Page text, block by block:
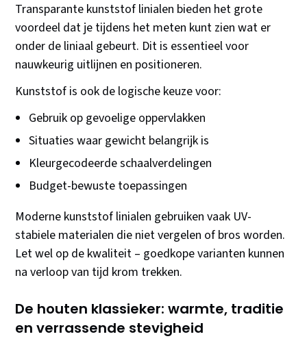
Transparante kunststof linialen bieden het grote
voordeel dat je tijdens het meten kunt zien wat er
onder de liniaal gebeurt. Dit is essentieel voor
nauwkeurig uitlijnen en positioneren.
Kunststof is ook de logische keuze voor:
Gebruik op gevoelige oppervlakken
Situaties waar gewicht belangrijk is
Kleurgecodeerde schaalverdelingen
Budget-bewuste toepassingen
Moderne kunststof linialen gebruiken vaak UV-
stabiele materialen die niet vergelen of bros worden.
Let wel op de kwaliteit – goedkope varianten kunnen
na verloop van tijd krom trekken.
De houten klassieker: warmte, traditie
en verrassende stevigheid